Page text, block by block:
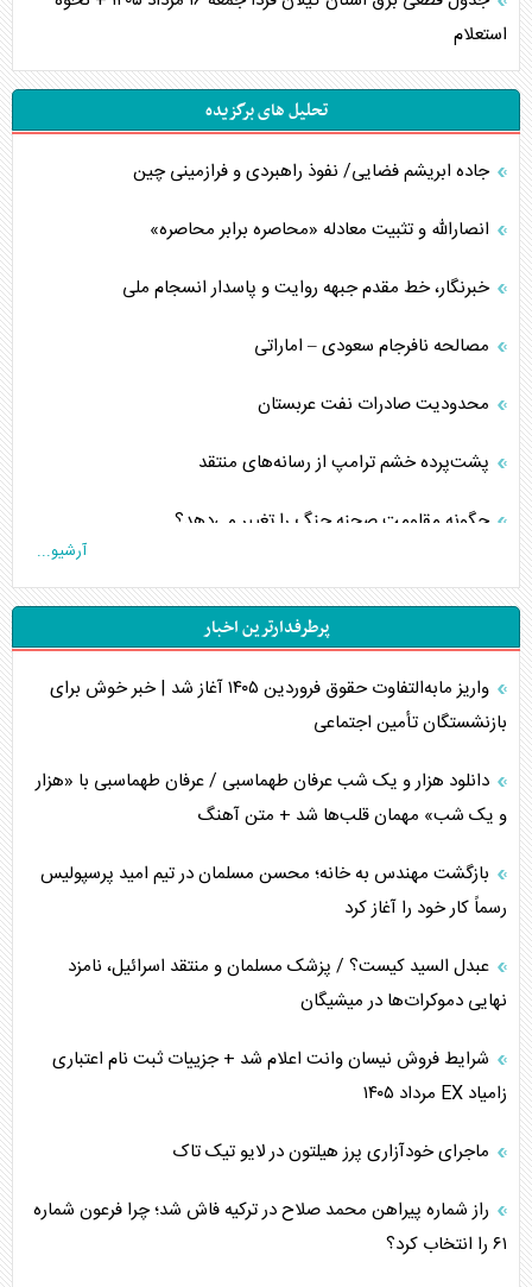
استعلام
تحلیل های برگزیده
جاده ابریشم فضایی/ نفوذ راهبردی و فرازمینی چین
انصارالله و تثبیت معادله «محاصره برابر محاصره»
خبرنگار، خط مقدم جبهه روایت و پاسدار انسجام ملی
مصالحه نافرجام سعودی – اماراتی
محدودیت صادرات نفت عربستان
پشت‌پرده خشم ترامپ از رسانه‌های منتقد
چگونه مقاومت صحنه جنگ را تغییر می‌دهد؟
جنگ رمضان و معضل حضور نظامیان آمریکایی
تحلیل جامع پدیده تراستی‌ها
تأثیر جنگ ایران و آمریکا بر اقتصاد جهانی
اربعین، کابوس مشترک تل‌آویو-واشنگتن
برنامه هفتم توسعه در نقطه کور سیاستگذاری
اوکراین بازوی مخرب آمریکا در غرب آسیا
اهمیت راهبردی اردن برای آمریکا
پیام، ظرفیت بالفعل‌نشده تجارت ایران
همسویی عربستان با سنتکام علیه متحدان ایران
ترامپ و توهم خلع سلاح حماس
آرشیو...
پرطرفدارترین اخبار
واریز مابه‌التفاوت حقوق فروردین ۱۴۰۵ آغاز شد | خبر خوش برای
بازنشستگان تأمین اجتماعی
دانلود هزار و یک شب عرفان طهماسبی / عرفان طهماسبی با «هزار
و یک شب» مهمان قلب‌ها شد + متن آهنگ
بازگشت مهندس به خانه؛ محسن مسلمان در تیم امید پرسپولیس
رسماً کار خود را آغاز کرد
عبدل السید کیست؟ / پزشک مسلمان و منتقد اسرائیل، نامزد
نهایی دموکرات‌ها در میشیگان
شرایط فروش نیسان وانت اعلام شد + جزییات ثبت نام اعتباری
زامیاد EX مرداد ۱۴۰۵
ماجرای خودآزاری پرز هیلتون در لایو تیک تاک
راز شماره پیراهن محمد صلاح در ترکیه فاش شد؛ چرا فرعون شماره
۶۱ را انتخاب کرد؟